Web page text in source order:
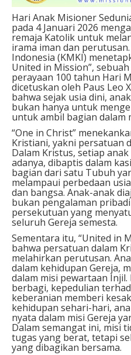
Hari Anak Misioner
pada 4 Januari 2026
remaja Katolik untuk
irama iman dan
Indonesia (KMKI)
United in Mission”,
perayaan 100 tahun Hari
dicetuskan oleh Paus Leo
bahwa sejak usia dini,
bukan hanya untuk
untuk ambil bagian dalam
“One in Christ”
Kristiani, yakni persatuan
Dalam Kristus, setiap
adanya, dibaptis dalam
bagian dari satu Tubuh
melampaui perbedaan
dan bangsa. Anak-anak
bukan pengalaman
persekutuan yang
seluruh Gereja semesta.
Sementara itu, “United in
bahwa persatuan dalam
melahirkan perutusan.
dalam kehidupan Gereja,
dalam misi pewartaan Injil.
berbagi, kepedulian
keberanian memberi
kehidupan sehari-hari,
nyata dalam misi Gereja
Dalam semangat ini, misi
tugas yang berat, tetapi
yang dibagikan bersama.